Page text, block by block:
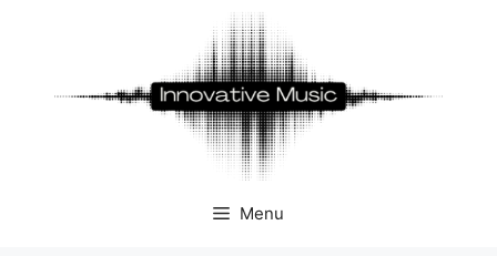
Menu